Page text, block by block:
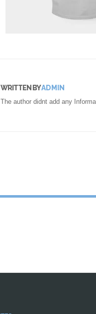
WRITTEN BYADMIN
The author didnt add any